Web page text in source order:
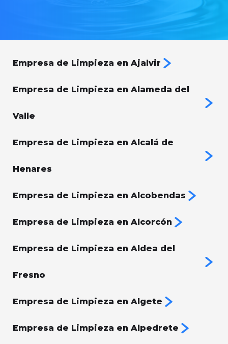
Empresa de Limpieza en Ajalvir
Empresa de Limpieza en Alameda del
Valle
Empresa de Limpieza en Alcalá de
Henares
Empresa de Limpieza en Alcobendas
Empresa de Limpieza en Alcorcón
Empresa de Limpieza en Aldea del
Fresno
Empresa de Limpieza en Algete
Empresa de Limpieza en Alpedrete